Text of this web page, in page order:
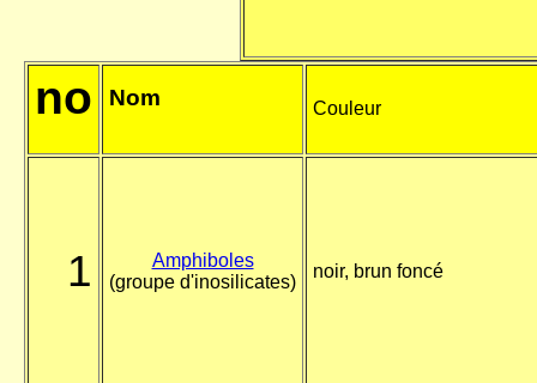
no Nom Couleur
1
Amphiboles
(groupe d'inosilicates)
noir, brun foncé